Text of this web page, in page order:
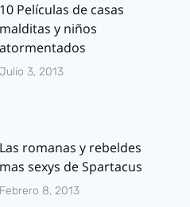
10 Películas de casas
malditas y niños
atormentados
Julio 3, 2013
Las romanas y rebeldes
mas sexys de Spartacus
Febrero 8, 2013